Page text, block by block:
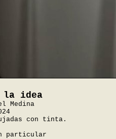
la idea
Medina
con tinta.
particular